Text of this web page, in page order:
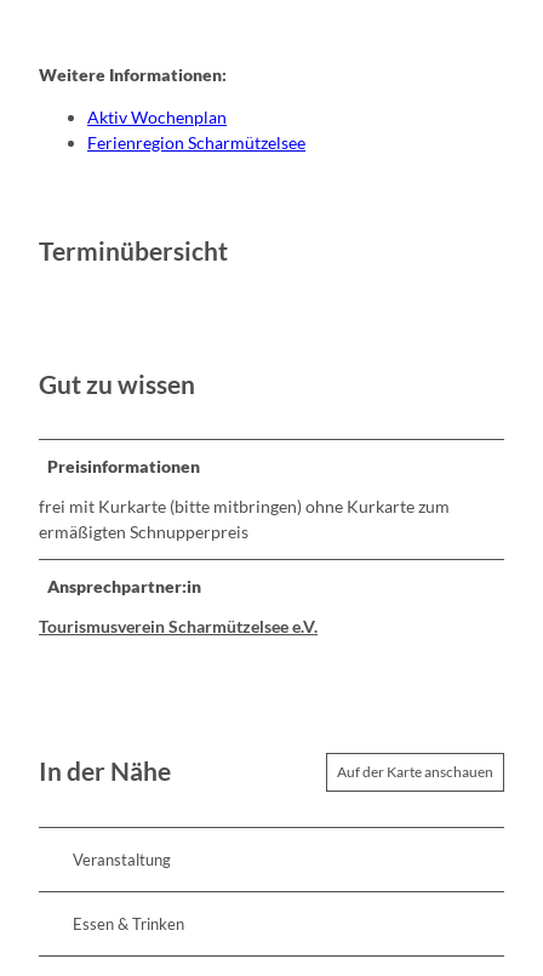
Weitere Informationen:
Aktiv Wochenplan
Ferienregion Scharmützelsee
Terminübersicht
Gut zu wissen
Preisinformationen
frei mit Kurkarte (bitte mitbringen) ohne Kurkarte zum
ermäßigten Schnupperpreis
Ansprechpartner:in
Tourismusverein Scharmützelsee e.V.
In der Nähe Auf der Karte anschauen
Veranstaltung
Essen & Trinken